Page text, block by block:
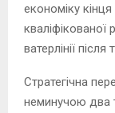
економіку
ватерлінії
Стратегічна
неминучою два